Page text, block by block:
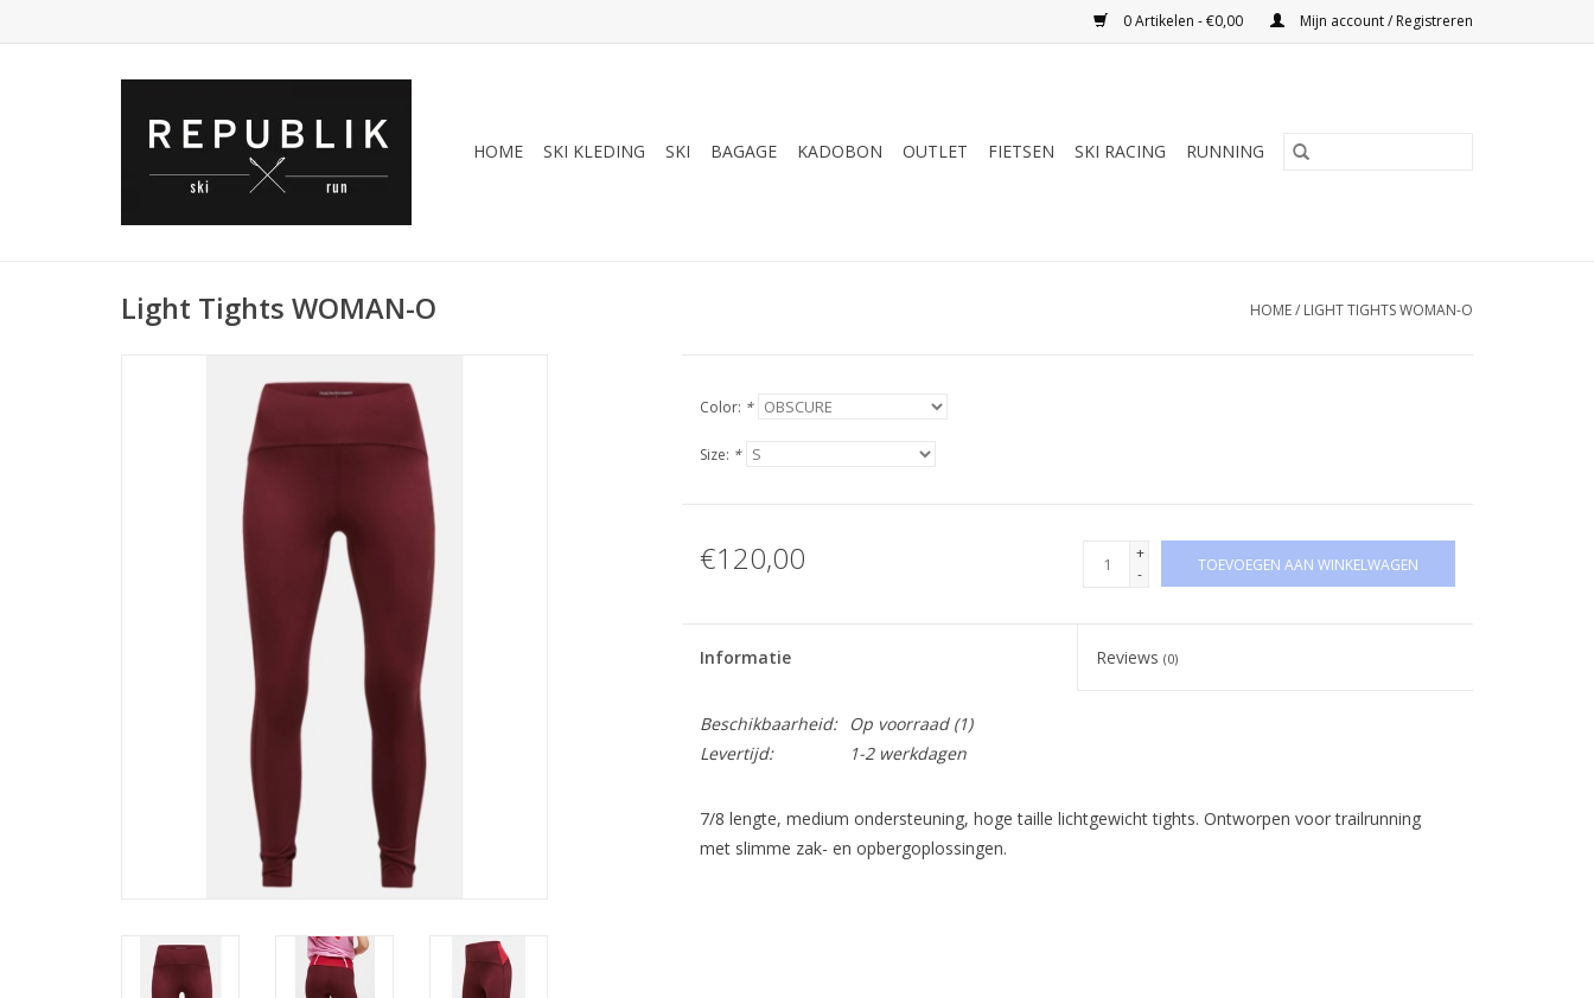
0 Artikelen - €0,00 Mijn account / Registreren
HOME SKI KLEDING SKI BAGAGE KADOBON OUTLET FIETSEN SKI RACING RUNNING
Light Tights WOMAN-O HOME/ LIGHT TIGHTS WOMAN-O
Color: *
Size: *
€120,00
+
-
TOEVOEGEN AAN WINKELWAGEN
Informatie Reviews(0)
Beschikbaarheid: Op voorraad(1)
Levertijd:
1-2 werkdagen
7/8 lengte, medium ondersteuning, hoge taille lichtgewicht tights. Ontworpen voor trailrunning
met slimme zak- en opbergoplossingen.